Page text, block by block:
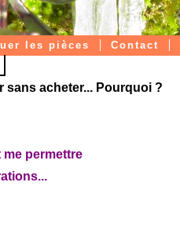
Contact
les pièces
sans acheter... Pourquoi ?
permettre